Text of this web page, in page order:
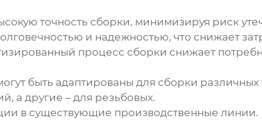
точность сборки, минимизируя риск
и надежностью, что снижает
процесс сборки снижает
быть адаптированы для сборки
а другие – для резьбовых.
в существующие производственные линии.